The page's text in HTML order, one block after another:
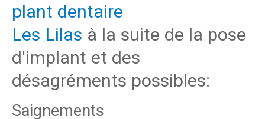
plant dentaire
Les Lilas à la suite de la pose
d'implant et des
désagréments possibles:
Saignements